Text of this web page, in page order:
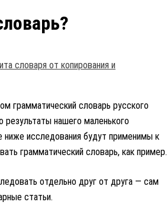
грамматический словарь русского
результаты нашего маленького
исследования будут применимы к
грамматический словарь, как пример.
отдельно друг от друга — сам
статьи.